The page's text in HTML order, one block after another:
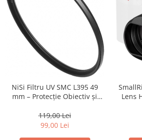
Camere Video Cinematice
Camere video de actiune
Accesorii camere video de actiune
Accesorii drone
Acumulatori camere video
Lampi video
Stabilizatoare (Gimbal) / Steady
Huse Protectie / Ploaie camere
NiSi Filtru UV SMC L395 49
mm – Protecție Obiectiv și
119,00 Lei
99,00 Lei
Lens